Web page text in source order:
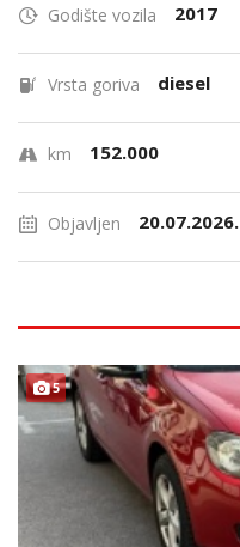
Godište vozila 2017
Vrsta goriva diesel
km 152.000
Objavljen 20.07.2026.
5